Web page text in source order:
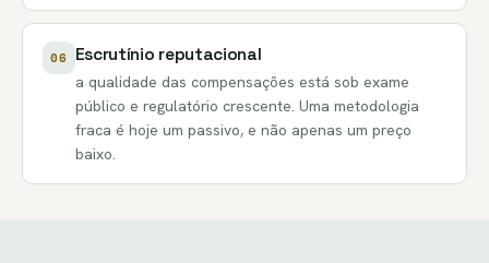
06 Escrutínio reputacional
a qualidade das compensações está sob exame
público e regulatório crescente. Uma metodologia
fraca é hoje um passivo, e não apenas um preço
baixo.